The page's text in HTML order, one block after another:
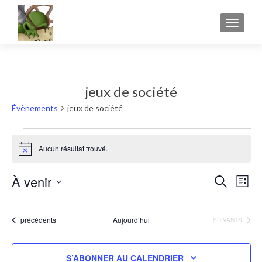
jeux de société
Évènements jeux de société
Évènements
Notice Aucun résultat trouvé.
et
de
de
LISTE
À venir
date.
Évènements
précédents Aujourd’hui ÉVÈNEMENTS
SUIVANTS
S’ABONNER AU CALENDRIER